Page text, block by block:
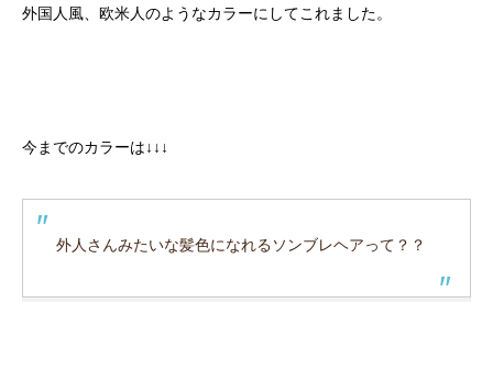
外国人風、欧米人のようなカラーにしてこれました。
今までのカラーは↓↓↓
外人さんみたいな髪色になれるソンブレヘアって？？